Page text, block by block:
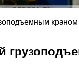
краном